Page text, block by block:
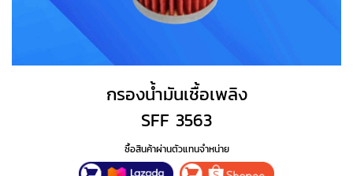
กรองน้ำมันเชื้อเพลิง
SFF 3563
ซื้อสินค้าผ่านตัวแทนจำหน่าย